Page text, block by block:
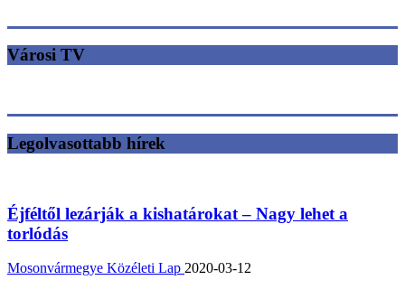
Városi TV
Legolvasottabb hírek
Éjféltől lezárják a kishatárokat – Nagy lehet a
torlódás
Mosonvármegye Közéleti Lap 2020-03-12